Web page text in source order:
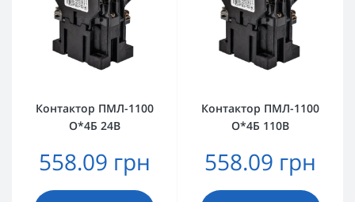
Контактор ПМЛ-1100
О*4Б 24В
558.09 грн
Контактор ПМЛ-1100
О*4Б 110В
558.09 грн